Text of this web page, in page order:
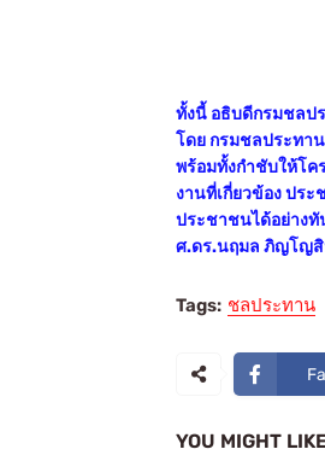
ทั้งนี้ อธิบดีกรมชลป
โดย กรมชลประทา
พร้อมทั้งกำชับให้โ
งานที่เกี่ยวข้อง ปร
ประชาชนได้อย่างทั
ศ.ดร.นฤมล ภิญโญสิ
Tags: ชลประทาน
YOU MIGHT